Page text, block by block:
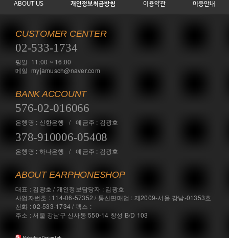
ABOUT US 개인정보취급방침 이용약관 이용안내
CUSTOMER CENTER
02-533-1734
평일 11:00 ~ 16:00
메일 myjamusch@naver.com
BANK ACCOUNT
576-02-016066
은행명 : 신한은행 / 예금주 : 김광호
378-910006-05408
은행명 : 하나은행 / 예금주 : 김광호
ABOUT EARPHONESHOP
대표 : 김광호 / 개인정보담당자 : 김광호
사업자번호 : 114-06-57352 / 통신판매업 : 제2009-서울 강남-01353호
전화 : 02-533-1734 / 팩스 :
주소 : 서울 강남구 신사동 550-14 창성 B/D 103